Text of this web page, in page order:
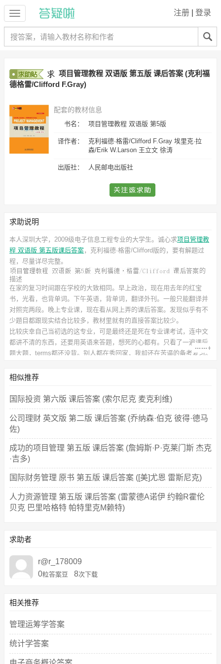
注册 登录
项目管理教程 双语版 第五版 课后答案 (克利福
德格雷/Clifford F.Gray)
配套的教材信息
书名： 项目管理教程 双语版 第5版
译作者：
克利福德·格雷/Clifford F.Gray 埃里克·拉
森/Erik W.Larson 王立文 徐涛
出版社： 人民邮电出版社
求助说明
本人深圳大学，2009级电子信息工程专业的大学生。诚心求项目管理教
程 双语版 第五版课后答案，克利福德·格雷/Clifford版的，要有解题过
程，尽量详尽完整。
的
描述
在家的复习时间跟在学校的大致相同。早上政治，现在用去年的红宝
书，光看，也背单词。下午英语，背单词，翻译外刊。一般只能翻译并
对照完两段。晚上专业课，现在看从网上弄的课后答案。发现似乎有不
少题目都跟现实结合比较多，教材里就有的直接答案比较少。
比较庆幸自己当初选的这专业，可是最终还是死在专业课考试，连中文
都讲不清的东西，还要用英语来答题，想死的心都有。只看了一遍课后
题大题，terms都还没背。别人都在秀回家，我却还在苦逼的备考复习。
作者：克利福德·格雷/Clifford F.Gray 埃里克·拉森/Erik W.Larson 王立文
出版社：人民邮电出版社
相似推荐
国际投资 第六版 课后答案 (索尔尼克 麦克利维)
公司理财 英文版 第二版 课后答案 (乔纳森·伯克 彼得·德马
佐)
成功的项目管理 第五版 课后答案 (詹姆斯·P·克莱门斯 杰克
·吉多)
国际财务管理 原书 第五版 课后答案 ([美]尤恩 雷斯尼克)
人力资源管理 第五版 课后答案 (雷蒙德A诺伊 约翰R霍伦
贝克 巴里哈格特 帕特里克M赖特)
求助者
r@r_178009
0粒答案豆 8次下载
相关推荐
管理运筹学答案
统计学答案